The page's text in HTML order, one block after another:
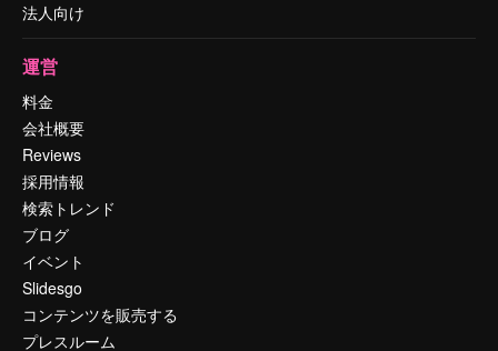
法人向け
運営
料金
会社概要
Reviews
採用情報
検索トレンド
ブログ
イベント
Slidesgo
コンテンツを販売する
プレスルーム